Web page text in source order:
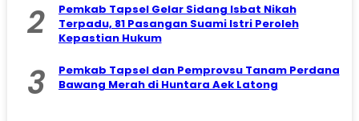
2
Pemkab Tapsel Gelar Sidang Isbat Nikah
Terpadu, 81 Pasangan Suami Istri Peroleh
Kepastian Hukum
3
Pemkab Tapsel dan Pemprovsu Tanam Perdana
Bawang Merah di Huntara Aek Latong